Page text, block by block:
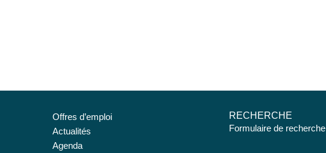
Offres d’emploi
Actualités
Agenda
RECHERCHE
Formulaire de recherche